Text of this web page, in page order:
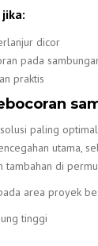
dicor
pada
praktis
paling
utama,
di
area proyek
tinggi